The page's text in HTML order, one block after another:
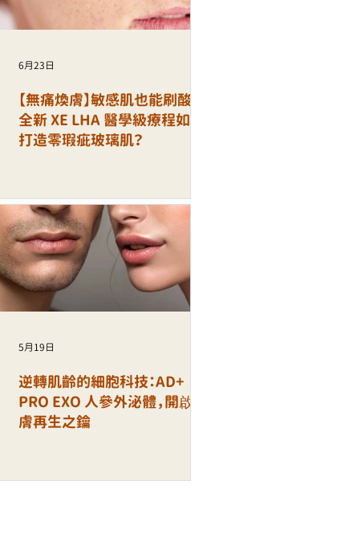
【無痛煥膚】敏感肌也能刷酸！
全新 XE LHA 醫學級療程如何
打造零瑕疵玻璃肌？
6月23日
逆轉肌齡的細胞科技：AD+
PRO EXO 人參外泌體，開啟肌
膚再生之鑰
5月19日